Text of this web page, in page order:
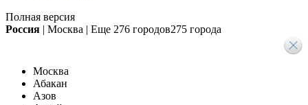
Полная версия
Россия | Москва | Еще 276 городов275 города
Москва
Абакан
Азов